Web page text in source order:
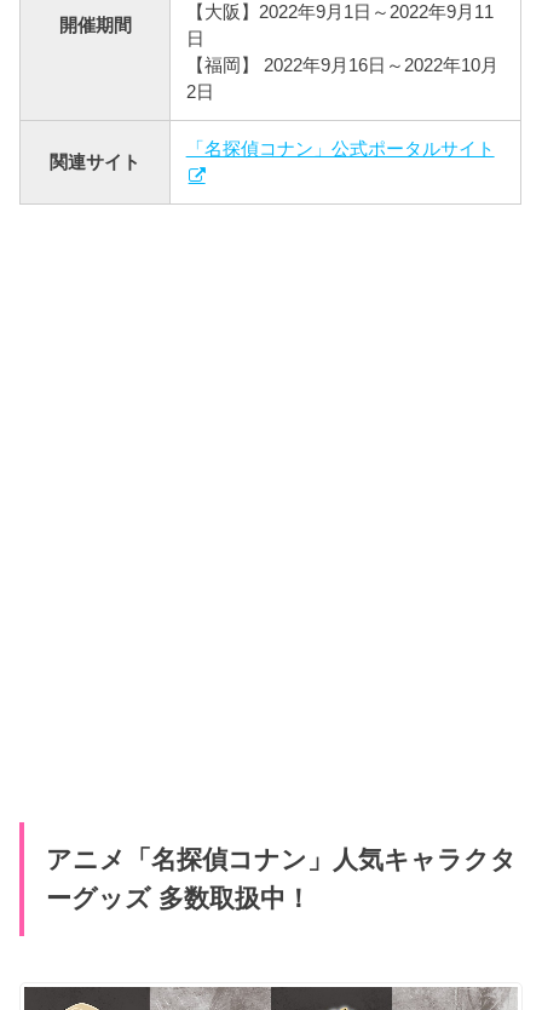
開催期間
【大阪】2022年9月1日～2022年9月11
日
【福岡】 2022年9月16日～2022年10月
2日
関連サイト
「名探偵コナン」公式ポータルサイト
アニメ「名探偵コナン」人気キャラクタ
ーグッズ 多数取扱中！